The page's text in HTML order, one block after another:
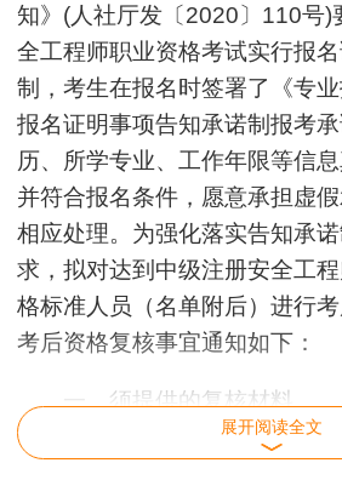
知》(人社厅发〔2020〕110号)
全工程师职业资格考试实行报
制，考生在报名时签署了《专
报名证明事项告知承诺制报考
历、所学专业、工作年限等信
并符合报名条件，愿意承担虚
相应处理。为强化落实告知承
求，拟对达到中级注册安全工
格标准人员（名单附后）进行
考后资格复核事宜通知如下：
一、须提供的复核材料
1.教育行政主管部门认可
展开阅读全文